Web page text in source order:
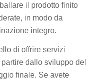
il prodotto finito
in modo da
integro.
di offrire servizi
dallo sviluppo del
finale. Se avete